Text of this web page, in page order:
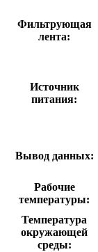
Фильтрующая
лента:
Источник
питания:
Вывод данных:
Рабочие
температуры:
Температура
окружающей
среды: